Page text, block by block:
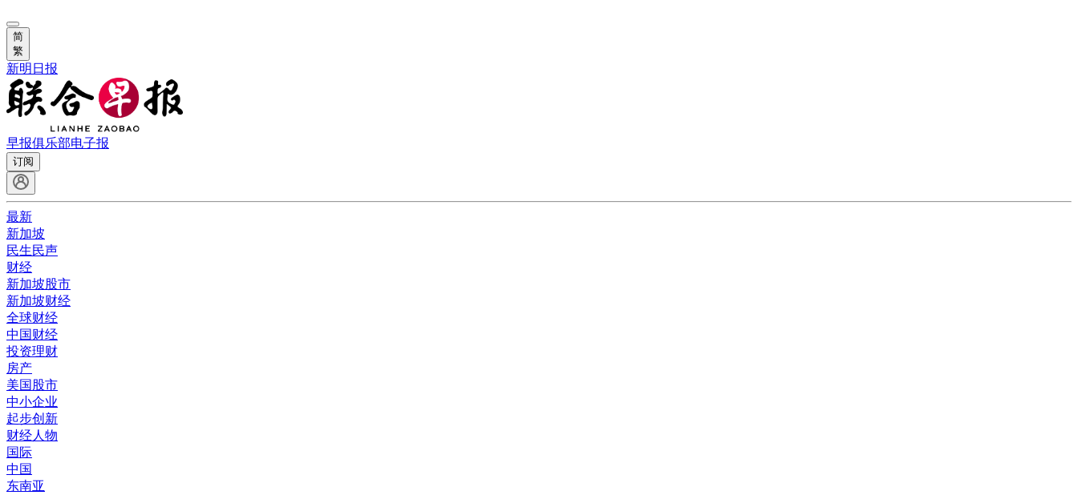
简
繁
新明日报
早报俱乐部电子报
订阅
最新
新加坡
民生民声
财经
新加坡股市
新加坡财经
全球财经
中国财经
投资理财
房产
美国股市
中小企业
起步创新
财经人物
国际
中国
东南亚